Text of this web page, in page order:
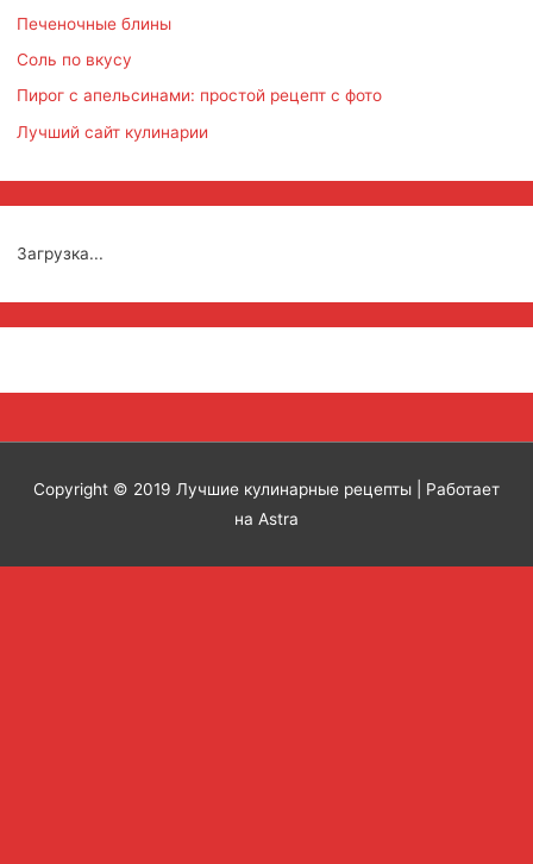
Печеночные блины
Соль по вкусу
Пирог с апельсинами: простой рецепт с фото
Лучший сайт кулинарии
Загрузка...
Copyright © 2019 Лучшие кулинарные рецепты | Работает
на Astra